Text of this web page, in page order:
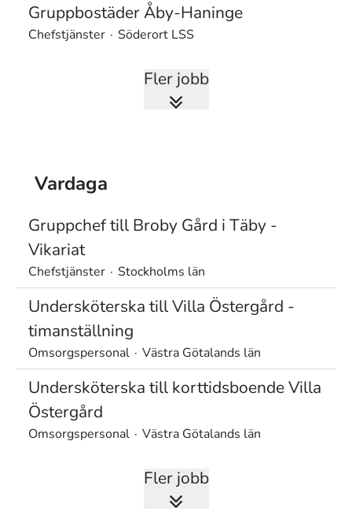
Gruppbostäder Åby-Haninge
Chefstjänster · Söderort LSS
Fler jobb
Vardaga
Gruppchef till Broby Gård i Täby -
Vikariat
Chefstjänster · Stockholms län
Undersköterska till Villa Östergård -
timanställning
Omsorgspersonal · Västra Götalands län
Undersköterska till korttidsboende Villa
Östergård
Omsorgspersonal · Västra Götalands län
Fler jobb